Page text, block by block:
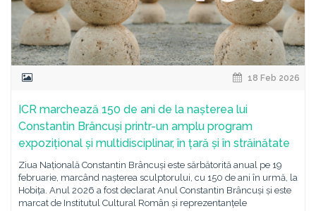
18 Feb 2026
ICR marchează 150 de ani de la nașterea lui
Constantin Brâncuși printr-un amplu program
expozițional și multidisciplinar, în țară și în străinătate
Ziua Națională Constantin Brâncuși este sărbătorită anual pe 19
februarie, marcând nașterea sculptorului, cu 150 de ani în urmă, la
Hobița. Anul 2026 a fost declarat Anul Constantin Brâncuși și este
marcat de Institutul Cultural Român și reprezentanțele